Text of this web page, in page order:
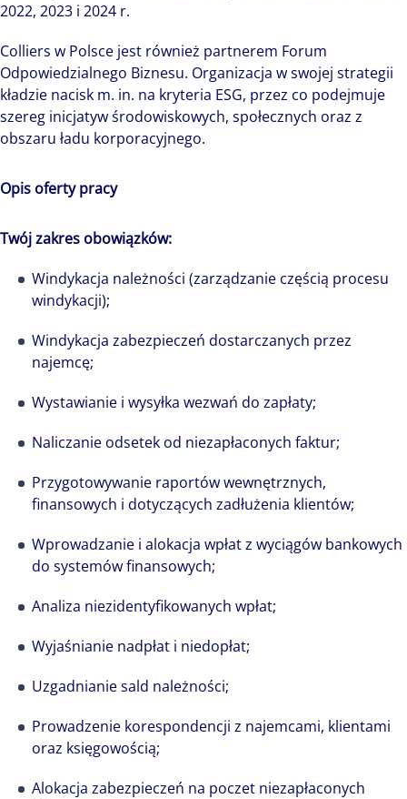
2022, 2023 i 2024 r.
Colliers w Polsce jest również partnerem Forum
Odpowiedzialnego Biznesu. Organizacja w swojej strategii
kładzie nacisk m. in. na kryteria ESG, przez co podejmuje
szereg inicjatyw środowiskowych, społecznych oraz z
obszaru ładu korporacyjnego.
Opis oferty pracy
Twój zakres obowiązków:
Windykacja należności (zarządzanie częścią procesu
windykacji);
Windykacja zabezpieczeń dostarczanych przez
najemcę;
Wystawianie i wysyłka wezwań do zapłaty;
Naliczanie odsetek od niezapłaconych faktur;
Przygotowywanie raportów wewnętrznych,
finansowych i dotyczących zadłużenia klientów;
Wprowadzanie i alokacja wpłat z wyciągów bankowych
do systemów finansowych;
Analiza niezidentyfikowanych wpłat;
Wyjaśnianie nadpłat i niedopłat;
Uzgadnianie sald należności;
Prowadzenie korespondencji z najemcami, klientami
oraz księgowością;
Alokacja zabezpieczeń na poczet niezapłaconych